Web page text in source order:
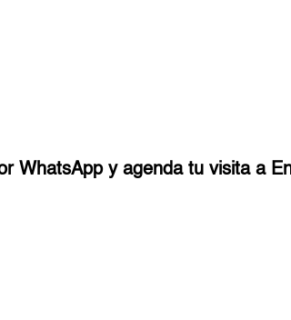
WhatsApp y agenda tu visita a